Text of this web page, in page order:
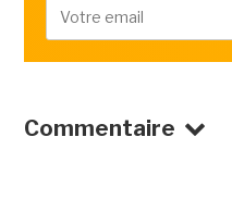
Commentaire